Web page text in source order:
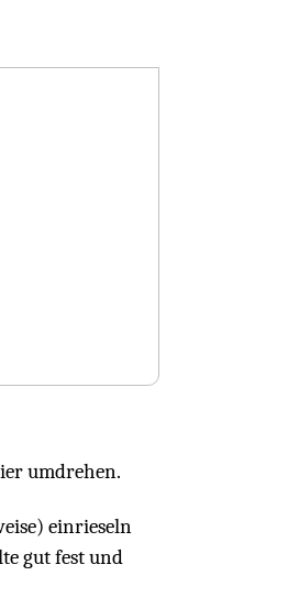
umdrehen.
einrieseln
gut fest und